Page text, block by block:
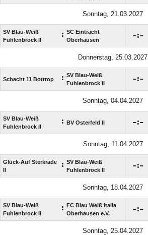
Sonntag, 21.03.2027
SV Blau-Weiß
Fuhlenbrock II
: SC Eintracht
Oberhausen
:
Donnerstag, 25.03.2027
Schacht 11 Bottrop : SV Blau-Weiß
Fuhlenbrock II
:
Sonntag, 04.04.2027
SV Blau-Weiß
Fuhlenbrock II
: BV Osterfeld II :
Sonntag, 11.04.2027
Glück-Auf Sterkrade
II
: SV Blau-Weiß
Fuhlenbrock II
:
Sonntag, 18.04.2027
SV Blau-Weiß
Fuhlenbrock II
: FC Blau Weiß Italia
Oberhausen e.V.
:
Sonntag, 25.04.2027